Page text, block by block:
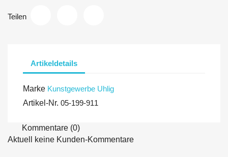
Teilen
Artikeldetails
Marke Kunstgewerbe Uhlig
Artikel-Nr. 05-199-911
Kommentare (0)
Aktuell keine Kunden-Kommentare